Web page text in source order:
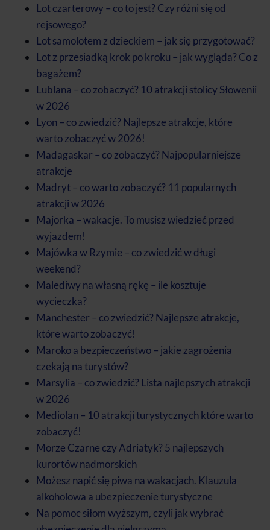
Lot czarterowy – co to jest? Czy różni się od
rejsowego?
Lot samolotem z dzieckiem – jak się przygotować?
Lot z przesiadką krok po kroku – jak wygląda? Co z
bagażem?
Lublana – co zobaczyć? 10 atrakcji stolicy Słowenii
w 2026
Lyon – co zwiedzić? Najlepsze atrakcje, które
warto zobaczyć w 2026!
Madagaskar – co zobaczyć? Najpopularniejsze
atrakcje
Madryt – co warto zobaczyć? 11 popularnych
atrakcji w 2026
Majorka – wakacje. To musisz wiedzieć przed
wyjazdem!
Majówka w Rzymie – co zwiedzić w długi
weekend?
Malediwy na własną rękę – ile kosztuje
wycieczka?
Manchester – co zwiedzić? Najlepsze atrakcje,
które warto zobaczyć!
Maroko a bezpieczeństwo – jakie zagrożenia
czekają na turystów?
Marsylia – co zwiedzić? Lista najlepszych atrakcji
w 2026
Mediolan – 10 atrakcji turystycznych które warto
zobaczyć!
Morze Czarne czy Adriatyk? 5 najlepszych
kurortów nadmorskich
Możesz napić się piwa na wakacjach. Klauzula
alkoholowa a ubezpieczenie turystyczne
Na pomoc siłom wyższym, czyli jak wybrać